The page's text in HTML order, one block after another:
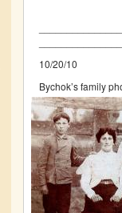
10/20/10
Bychok’s family